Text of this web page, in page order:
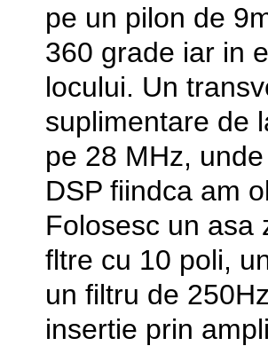
pe un pilon de
360 grade iar in
locului. Un
suplimentare de
pe 28 MHz,
DSP fiindca am
Folosesc un asa
fltre cu 10 poli,
un filtru de
insertie prin